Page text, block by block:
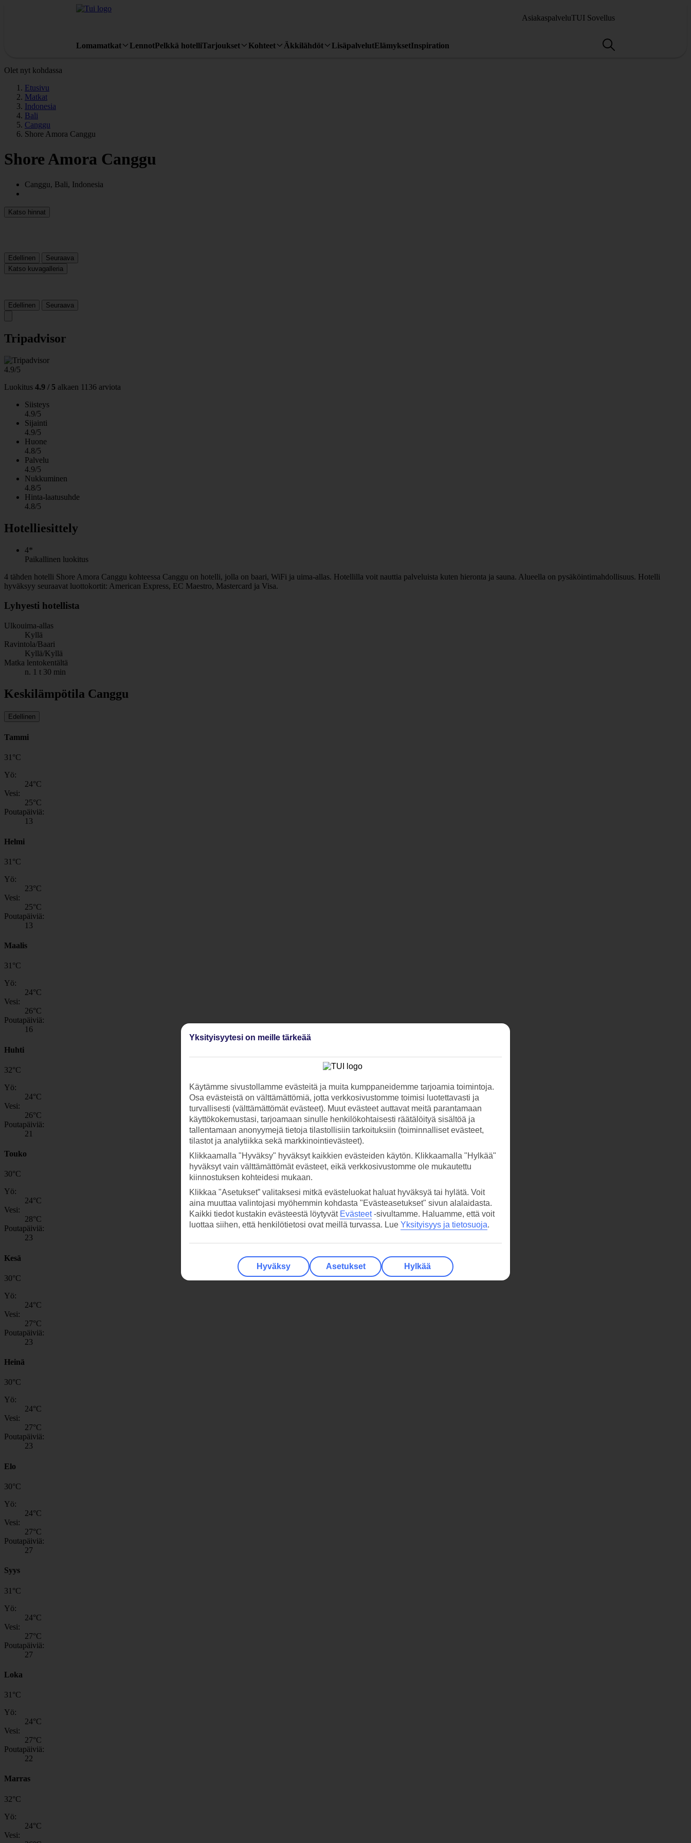
AsiakaspalveluTUI Sovellus
Lomamatkat LennotPelkkä hotelliTarjoukset Kohteet Äkkilähdöt LisäpalvelutElämyksetInspiration
Olet nyt kohdassa
Etusivu
Matkat
Indonesia
Bali
Canggu
Shore Amora Canggu
Shore Amora Canggu
Canggu, Bali, Indonesia
Katso hinnat
Edellinen
Seuraava
Katso kuvagalleria
Edellinen Seuraava
Tripadvisor
4.9/5
Luokitus 4.9 / 5 alkaen 1136 arviota
Siisteys
4.9/5
Sijainti
4.9/5
Huone
4.8/5
Palvelu
4.9/5
Nukkuminen
4.8/5
Hinta-laatusuhde
4.8/5
Hotelliesittely
4*
Paikallinen luokitus
4 tähden hotelli Shore Amora Canggu kohteessa Canggu on hotelli, jolla on baari, WiFi ja uima-allas. Hotellilla voit nauttia palveluista kuten hieronta ja sauna. Alueella on pysäköintimahdollisuus. Hotelli
hyväksyy seuraavat luottokortit: American Express, EC Maestro, Mastercard ja Visa.
Lyhyesti hotellista
Ulkouima-allas
Kyllä
Ravintola/Baari
Kyllä/Kyllä
Matka lentokentältä
n. 1 t 30 min
Keskilämpötila Canggu
Edellinen
Tammi
31 °C
Yö:
24°C
Vesi:
25°C
Poutapäiviä:
13
Helmi
31 °C
Yö:
23°C
Vesi:
25°C
Poutapäiviä:
13
Maalis
31 °C
Yö:
24°C
Vesi:
26°C
Poutapäiviä:
16
Huhti
32°C
Yö:
24°C
Vesi:
26°C
Poutapäiviä:
21
Touko
30°C
Yö:
24°C
Vesi:
28°C
Poutapäiviä:
23
Kesä
30°C
Yö:
24°C
Vesi:
27°C
Poutapäiviä:
23
Heinä
30°C
Yö:
24°C
Vesi:
27°C
Poutapäiviä:
23
Elo
30°C
Yö:
24°C
Vesi:
27°C
Poutapäiviä:
27
Syys
31 °C
Yö:
24°C
Vesi:
27°C
Poutapäiviä:
27
Loka
31 °C
Yö:
24°C
Vesi:
27°C
Poutapäiviä:
22
Marras
32°C
Yö:
24°C
Vesi:
Yksityisyytesi on meille tärkeää
Käytämme sivustollamme evästeitä ja muita kumppaneidemme tarjoamia toimintoja.
Osa evästeistä on välttämättömiä, jotta verkkosivustomme toimisi luotettavasti ja
turvallisesti (välttämättömät evästeet). Muut evästeet auttavat meitä parantamaan
käyttökokemustasi, tarjoamaan sinulle henkilökohtaisesti räätälöityä sisältöä ja
tallentamaan anonyymejä tietoja tilastollisiin tarkoituksiin (toiminnalliset evästeet,
tilastot ja analytiikka sekä markkinointievästeet).
Klikkaamalla "Hyväksy" hyväksyt kaikkien evästeiden käytön. Klikkaamalla "Hylkää"
hyväksyt vain välttämättömät evästeet, eikä verkkosivustomme ole mukautettu
kiinnostuksen kohteidesi mukaan.
Klikkaa "Asetukset” valitaksesi mitkä evästeluokat haluat hyväksyä tai hylätä. Voit
aina muuttaa valintojasi myöhemmin kohdasta "Evästeasetukset" sivun alalaidasta.
Kaikki tiedot kustakin evästeestä löytyvät Evästeet-sivultamme. Haluamme, että voit
luottaa siihen, että henkilötietosi ovat meillä turvassa. Lue Yksityisyys ja tietosuoja.
Hyväksy Asetukset Hylkää